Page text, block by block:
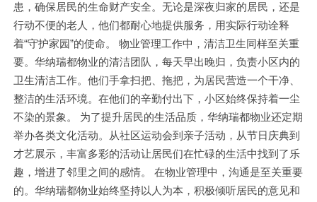
患，确保居民的生命财产安全。无论是深夜归家的居民，还是
行动不便的老人，他们都耐心地提供服务，用实际行动诠释
着“守护家园”的使命。 物业管理工作中，清洁卫生同样至关重
要。华纳瑞都物业的清洁团队，每天早出晚归，负责小区内的
卫生清洁工作。他们手拿扫把、拖把，为居民营造一个干净、
整洁的生活环境。在他们的辛勤付出下，小区始终保持着一尘
不染的景象。 为了提升居民的生活品质，华纳瑞都物业还定期
举办各类文化活动。从社区运动会到亲子活动，从节日庆典到
才艺展示，丰富多彩的活动让居民们在忙碌的生活中找到了乐
趣，增进了邻里之间的感情。 在物业管理中，沟通是至关重要
的。华纳瑞都物业始终坚持以人为本，积极倾听居民的意见和